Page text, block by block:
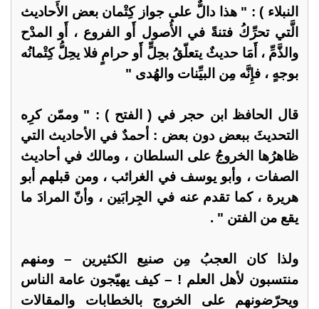
النبلاء ) : " هذا دالٌّ على جواز كِتْمان بعض الأَحاديث
الَّتي تحرِّكُ فتنةً في الأُصول أَو الفروع ، أَو المدْح
والذَّمِّ ، أَمَا حديثٌ يتعلّقُ بحِلٍّ أَو حرامٍ فلا يحِلُّ كِتْمانُه
بوجهٍ ، فإِنَّه مِن البيِّنات والهُدى "
قال الحافظ ابن حجر في ( الفتح ) : " وممّن كرِه
التحديثَ ببعض دون بعض : أحمدٌ في الأحاديث التي
ظاهرُها الخروجُ على السلطان ، ومالك في أحاديث
الصفات ، وأبو يوسف في الغرائب ، ومن قبلهم أبو
هريرة ، كما تقدم عنه في الجِرابَين ، وأنّ المرادَ ما
يقع من الفتن " .
ولذا كان العجبُ مِن صنيع الكثيرين – ومنهم
منتسبون لأهل العلم ! – كيف يهيّجون عامة الناس
ويحرّضونهم على الخروج بالخطابات والمقالات